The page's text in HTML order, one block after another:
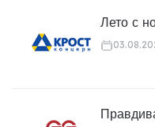
Лето с